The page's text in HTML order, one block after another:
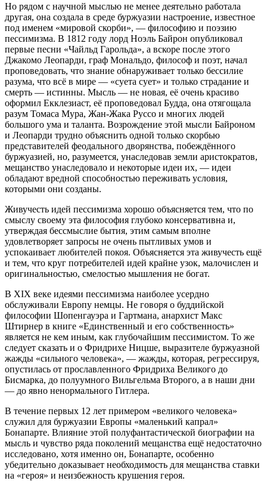
Но рядом с научной мыслью не менее деятельно работала
другая, она создала в среде буржуазии настроение, известное
под именем «мировой скорби», — философию и поэзию
пессимизма. В 1812 году лорд Ноэль Байрон опубликовал
первые песни «Чайльд Гарольда», а вскоре после этого
Джакомо Леопарди, граф Мональдо, философ и поэт, начал
проповедовать, что знание обнаруживает только бессилие
разума, что всё в мире — «суета сует» и только страдание и
смерть — истинны. Мысль — не новая, её очень красиво
оформил Екклезиаст, её проповедовал Будда, она отягощала
разум Томаса Мура, Жан-Жака Руссо и многих людей
большого ума и таланта. Возрождение этой мысли Байроном
и Леопарди трудно объяснить одной только скорбью
представителей феодального дворянства, побеждённого
буржуазией, но, разумеется, унаследовав земли аристократов,
мещанство унаследовало и некоторые идеи их, — идеи
обладают вредной способностью переживать условия,
которыми они созданы.
Живучесть идей пессимизма хорошо объясняется тем, что по
смыслу своему эта философия глубоко консервативна и,
утверждая бессмыслие бытия, этим самым вполне
удовлетворяет запросы не очень пытливых умов и
успокаивает любителей покоя. Объясняется эта живучесть ещё
и тем, что круг потребителей идей крайне узок, малочислен и
оригинальностью, смелостью мышления не богат.
В XIX веке идеями пессимизма наиболее усердно
обслуживали Европу немцы. Не говоря о буддийской
философии Шопенгауэра и Гартмана, анархист Макс
Штирнер в книге «Единственный и его собственность»
является не кем иным, как глубочайшим пессимистом. То же
следует сказать и о Фридрихе Ницше, выразителе буржуазной
жажды «сильного человека», — жажды, которая, регрессируя,
опустилась от прославленного Фридриха Великого до
Бисмарка, до полуумного Вильгельма Второго, а в наши дни
— до явно ненормального Гитлера.
В течение первых 12 лет примером «великого человека»
служил для буржуазии Европы «маленький капрал»
Бонапарте. Влияние этой полуфантастической биографии на
мысль и чувство ряда поколений мещанства ещё недостаточно
исследовано, хотя именно он, Бонапарте, особенно
убедительно доказывает необходимость для мещанства ставки
на «героя» и неизбежность крушения героя.